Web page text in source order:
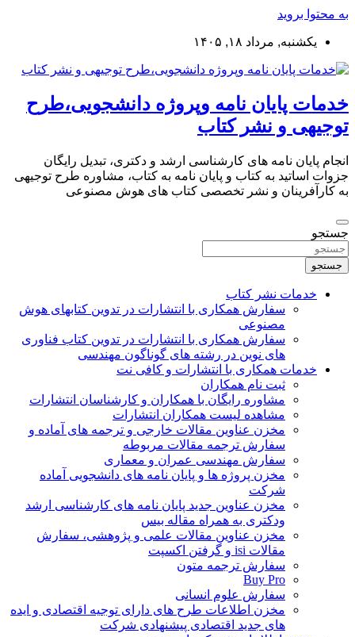
به محتوا بروید
یکشنبه, مرداد ۱۸, ۱۴۰۵
خدمات پایان نامه وپروژه دانشجویی،طرح
توجیهی و نشر کتاب
انجام پایان نامه های کارشناسی ارشد و دکتری، تبدیل رایگان
جزوات اساتید به کتاب و پایان نامه به کتاب، مشاوره طرح توجیهی
به کارآفرینان و نشر تخصصی کتاب های هوش مصنوعی
جستجو
جستجو
خدمات نشر کتاب
سفارش همکاری با انتشارات در تدوین کتابهای هوش
مصنوعی
سفارش همکاری با انتشارات در تدوین کتاب فناوری
های نوین در رشته های گوناگون مهندسی
خدمات همکاری با انتشارات و کافی نت
ثبت نام همکاران
مشاوره رایگان با همکاران و کارشناسان انتشارات
مشاهده لیست همکاران انتشارات
مخزن عناوین مقالات خارجی و ترجمه های آماده و
سفارش ترجمه مقالات مربوطه
سفارش مهندسی عمران و معماری
مخزن پروژه ها و پایان نامه های دانشجویی آماده
شرکت
مخزن عناوین جدید پایان نامه های کارشناسی ارشد
ودکتری به همراه مقاله بیس
مخزن عناوین مقالات علمی و پژوهشی، سفارش
مقالات isi و گرفتن اکسپت
سفارش ترجمه متون
Buy Pro
سفارش علوم انسانی
مخزن اطلاعات طرح های دارای توجیه اقتصادی و ایده
های جدید اقتصادی پیشنهادی شرکت